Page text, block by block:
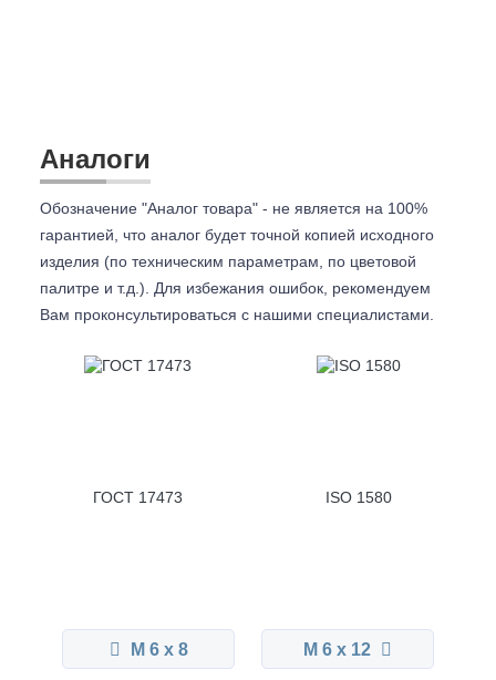
Аналоги
Обозначение "Аналог товара" - не является на 100%
гарантией, что аналог будет точной копией исходного
изделия (по техническим параметрам, по цветовой
палитре и т.д.). Для избежания ошибок, рекомендуем
Вам проконсультироваться с нашими специалистами.
ГОСТ 17473 ISO 1580
М 6 x 8 М 6 x 12